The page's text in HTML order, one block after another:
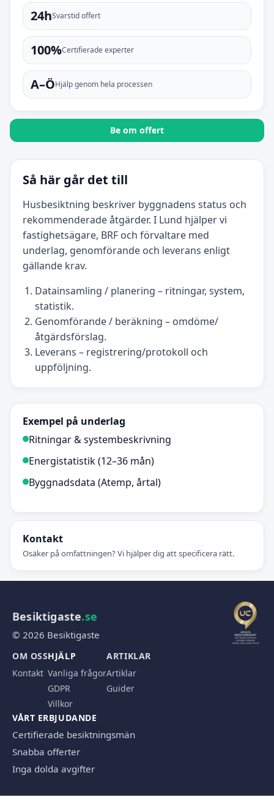
24hSvarstid offert
100%Certifierade experter
A–ÖHjälp genom hela processen
Be om offert
Så här går det till
Husbesiktning beskriver byggnadens status och
rekommenderade åtgärder. I Lund hjälper vi
fastighetsägare, BRF och förvaltare med
underlag, genomförande och leverans enligt
gällande krav.
Datainsamling / planering – ritningar, system,
statistik.
Genomförande / beräkning – omdöme/
åtgärdsförslag.
Leverans – registrering/protokoll och
uppföljning.
Exempel på underlag
Ritningar & systembeskrivning
Energistatistik (12–36 mån)
Byggnadsdata (Atemp, årtal)
Kontakt
Osäker på omfattningen? Vi hjälper dig att specificera rätt.
Besiktigaste.se
© 2026 Besiktigaste
OM OSS
Kontakt
HJÄLP
Vanliga frågor
GDPR
Villkor
ARTIKLAR
Artiklar
Guider
VÅRT ERBJUDANDE
Certifierade besiktningsmän
Snabba offerter
Inga dolda avgifter